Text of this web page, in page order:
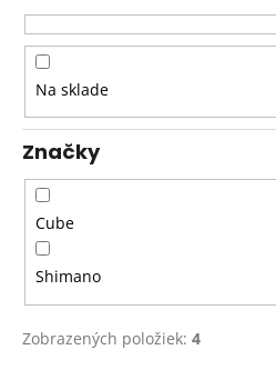
r
o
d
u
k
t
o
v
Na sklade
Značky
Cube
Shimano
Zobrazených položiek: 4